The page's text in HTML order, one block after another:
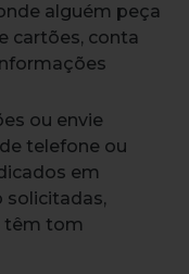
alguém peça
cartões, conta
ou envie
telefone ou
em
solicitadas,
têm tom